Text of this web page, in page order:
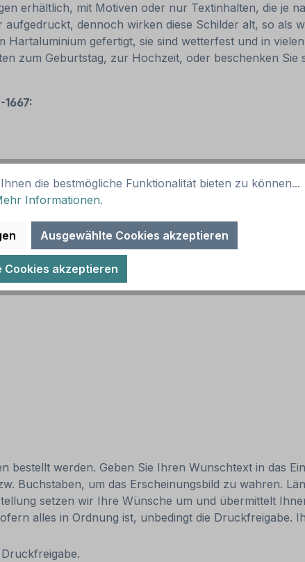
erhältlich, mit Motiven oder nur Textinhalten, die je
dennoch wirken diese Schilder alt, so als
gefertigt, sie sind wetterfest und in
zum Geburtstag, zur Hochzeit, oder beschenken Sie
werden. Geben Sie Ihren Wunschtext in das
Buchstaben, um das Erscheinungsbild zu wahren.
setzen wir Ihre Wünsche um und übermittelt
alles in Ordnung ist, unbedingt die Druckfreigabe.
die bestmögliche Funktionalität bieten zu können...
Informationen.
Ausgewählte Cookies akzeptieren
Cookies akzeptieren